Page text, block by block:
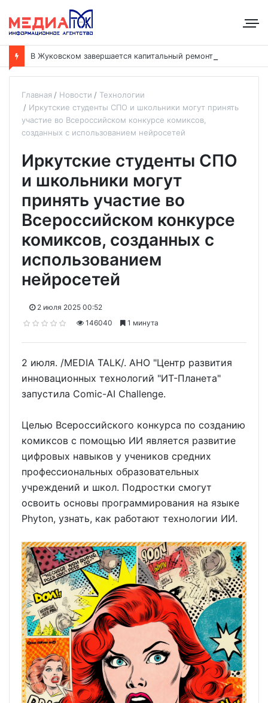
Главная Новости
Технологии
Иркутские студенты СПО и школьники могут принять
участие во Всероссийском конкурсе комиксов,
созданных с использованием нейросетей
Иркутские студенты СПО
и школьники могут
принять участие во
Всероссийском конкурсе
комиксов, созданных с
использованием
нейросетей
2 июля 2025 00:52
146040
1 минута
2 июля. /MEDIA TALK/. АНО "Центр развития
инновационных технологий "ИТ-Планета"
запустила Comic-AI Challenge.
Целью Всероссийского конкурса по созданию
комиксов с помощью ИИ является развитие
цифровых навыков у учеников средних
профессиональных образовательных
учреждений и школ. Подростки смогут
освоить основы программирования на языке
Phyton, узнать, как работают технологии ИИ.